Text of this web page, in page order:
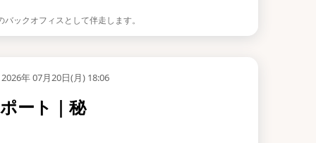
ックオフィスとして伴走します。
2026年 07月20日(月) 18:06
ート｜秘